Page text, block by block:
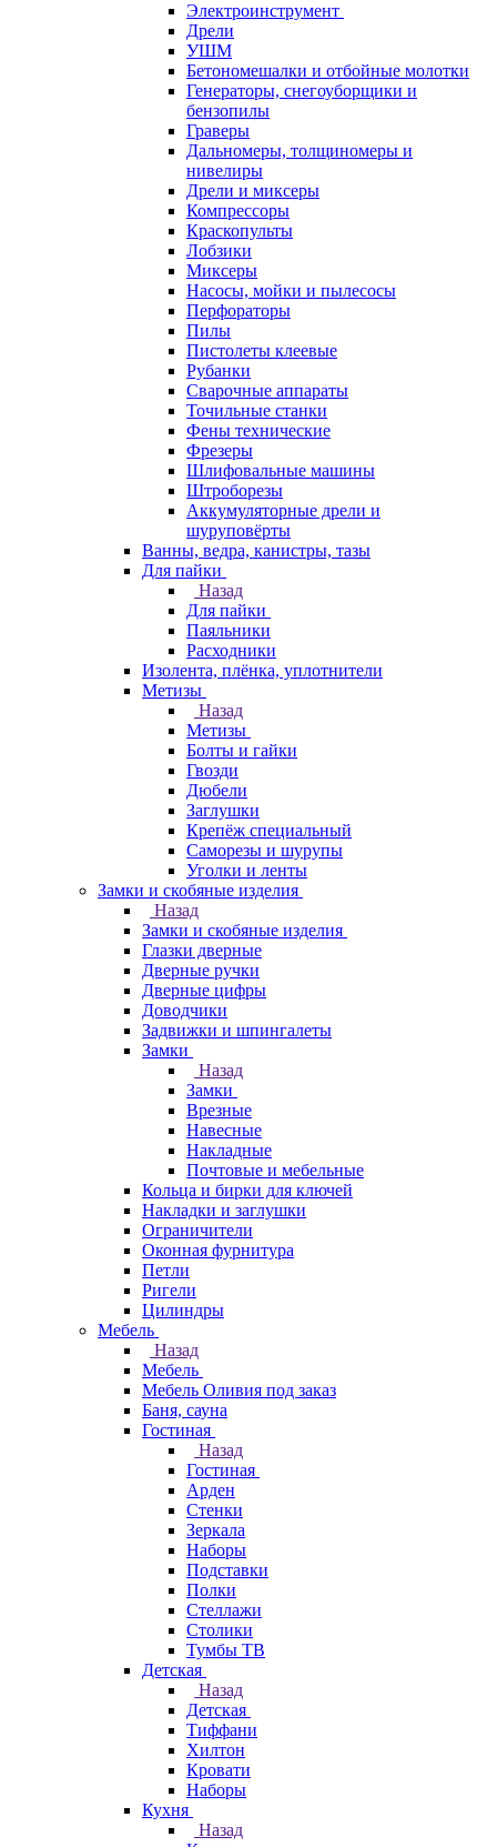
Электроинструмент
Дрели
УШМ
Бетономешалки и отбойные молотки
Генераторы, снегоуборщики и
бензопилы
Граверы
Дальномеры, толщиномеры и
нивелиры
Дрели и миксеры
Компрессоры
Краскопульты
Лобзики
Миксеры
Насосы, мойки и пылесосы
Перфораторы
Пилы
Пистолеты клеевые
Рубанки
Сварочные аппараты
Точильные станки
Фены технические
Фрезеры
Шлифовальные машины
Штроборезы
Аккумуляторные дрели и
шуруповёрты
Ванны, ведра, канистры, тазы
Для пайки
Назад
Для пайки
Паяльники
Расходники
Изолента, плёнка, уплотнители
Метизы
Назад
Метизы
Болты и гайки
Гвозди
Дюбели
Заглушки
Крепёж специальный
Саморезы и шурупы
Уголки и ленты
Замки и скобяные изделия
Назад
Замки и скобяные изделия
Глазки дверные
Дверные ручки
Дверные цифры
Доводчики
Задвижки и шпингалеты
Замки
Назад
Замки
Врезные
Навесные
Накладные
Почтовые и мебельные
Кольца и бирки для ключей
Накладки и заглушки
Ограничители
Оконная фурнитура
Петли
Ригели
Цилиндры
Мебель
Назад
Мебель
Мебель Оливия под заказ
Баня, сауна
Гостиная
Назад
Гостиная
Арден
Стенки
Зеркала
Наборы
Подставки
Полки
Стеллажи
Столики
Тумбы ТВ
Детская
Назад
Детская
Тиффани
Хилтон
Кровати
Наборы
Кухня
Назад